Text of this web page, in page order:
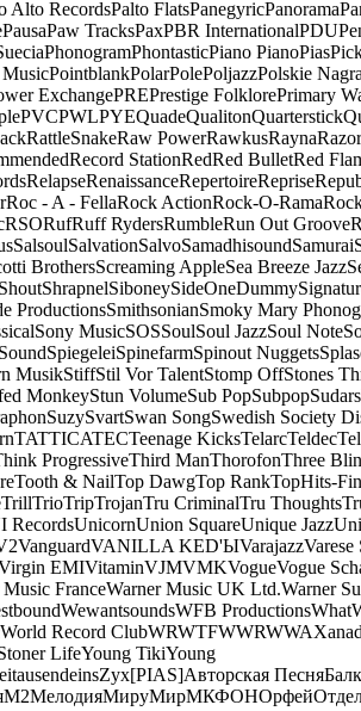
Alto RecordsPalto FlatsPanegyricPanorama
PausaPaw TracksPaxPBR InternationalPDU
PhonogramPhontasticPiano PianoPias
PointblankPolarPolePoljazzPolskie
ExchangePREPrestige FolklorePrimary
PVCPWLPYEQuadeQualitonQuarterstick
RattleSnakeRaw PowerRawkusRaynaRazor
Record StationRedRed BulletRed
RelapseRenaissanceRepertoireReprise
Roc - A - FellaRock ActionRock-O-Rama
RSORufRuff RydersRumbleRun Out Groove
SalsoulSalvationSalvoSamadhisoundSamurai
BrothersScreaming AppleSea Breeze Jazz
ShoutShrapnelSiboneySideOneDummy
ProductionsSmithsonianSmoky Mary
Sony MusicSOSSoulSoul JazzSoul Note
SpiegeleiSpinefarmSpinout Nuggets
MusikStiffStil Vor TalentStomp OffStones
MonkeyStun VolumeSub PopSubpop
SuzySvartSwan SongSwedish Society
TATTICATECTeenage KicksTelarcTeldec
ProgressiveThird ManThorofonThree
Tooth & NailTop DawgTop RankTopHits-
TrillTrioTripTrojanTru CriminalTru Thoughts
RecordsUnicornUnion SquareUnique Jazz
VanguardVANILLA KED'ЫVarajazzVarese
EMIVitaminVJMVMKVogueVogue
FranceWarner Music UK Ltd.Warner
WewantsoundsWFB ProductionsWhat
World Record ClubWRWTFWWRWWA
LifeYoung TikiYoung
Zyx[PIAS]Авторская Песня
М2МелодияМируМирМКФОНОрфей